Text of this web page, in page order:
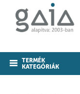
TERMÉK
KATEGÓRIÁK